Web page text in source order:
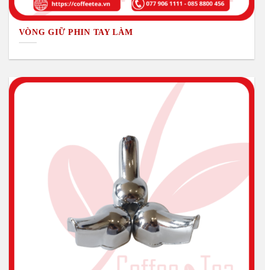
VÒNG GIỮ PHIN TAY LÀM